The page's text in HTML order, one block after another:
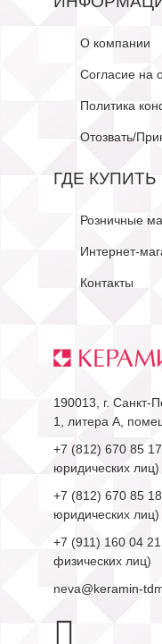
О компании
Согласие на
Политика
Отозвать/
ГДЕ КУПИТЬ
Розничные
Интернет-
Контакты
190013, г. Санкт-
1, литера А,
+7 (812) 670 85 17
юридических лиц)
+7 (812) 670 85 18
юридических лиц)
+7 (911) 160 04 21
физических лиц)
neva@keramin-